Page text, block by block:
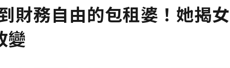
財務自由的包租婆！她揭
變